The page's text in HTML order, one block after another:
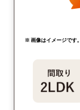
※ 画像はイメージです。